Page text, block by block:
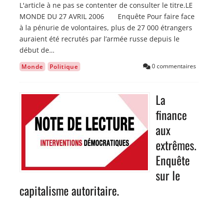
L'article à ne pas se contenter de consulter le titre.LE
MONDE DU 27 AVRIL 2006 Enquête Pour faire face
à la pénurie de volontaires, plus de 27 000 étrangers
auraient été recrutés par l’armée russe depuis le
début de…
Monde Politique 0 commentaires
La
finance
aux
extrêmes.
Enquête
sur le
capitalisme autoritaire.